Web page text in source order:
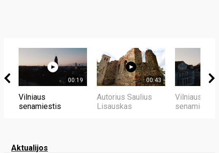
00:19
Vilniaus
senamiestis
00:43
Autorius Saulius
Lisauskas
Vilniaus
senamiestis
Aktualijos